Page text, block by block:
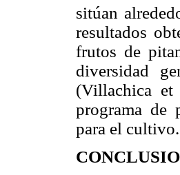
sitúan
resultados
frutos de
diversidad
(Villachica
programa de
para el cultivo.